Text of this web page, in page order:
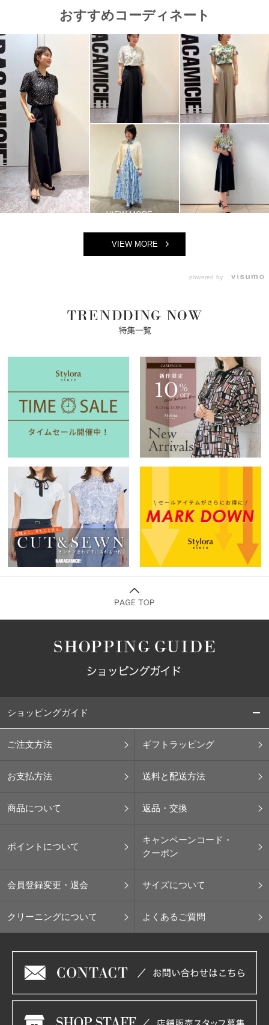
おすすめコーディネート
VIEW MORE
powered by
ショッピングガイド
ご注文方法 ギフトラッピング
お支払方法 送料と配送方法
商品について 返品・交換
ポイントについて
キャンペーンコード・
クーポン
会員登録変更・退会 サイズについて
クリーニングについて よくあるご質問